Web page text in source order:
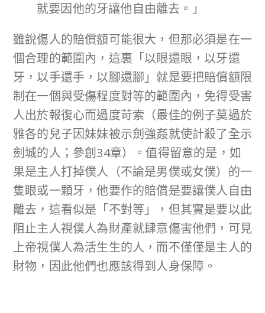
就要因他的牙讓他自由離去。」
雖說傷人的賠償額可能很大，但那必須是在一
個合理的範圍內，這裏「以眼還眼，以牙還
牙，以手還手，以腳還腳」就是要把賠償額限
制在一個與受傷程度對等的範圍內，免得受害
人出於報復心而過度苛索（最佳的例子莫過於
雅各的兒子因妹妹被示劍強姦就使計殺了全示
劍城的人；參創34章）。值得留意的是，如
果是主人打掉僕人（不論是男僕或女僕）的一
隻眼或一顆牙，他要作的賠償是要讓僕人自由
離去，這看似是「不對等」，但其實是要以此
阻止主人視僕人為財產就肆意傷害他們，可見
上帝視僕人為活生生的人，而不僅僅是主人的
財物，因此他們也應該得到人身保障。